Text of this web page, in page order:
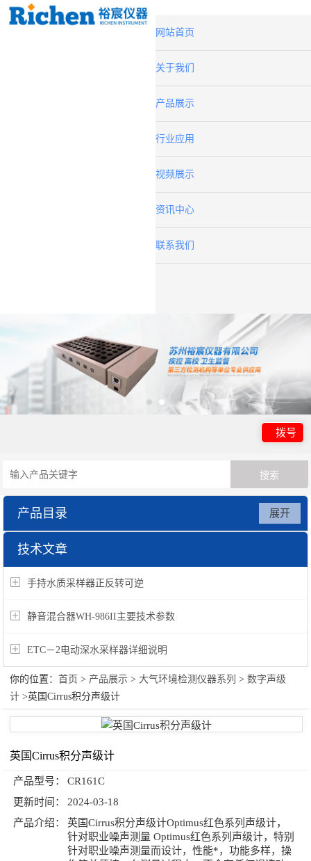
网站首页
关于我们
产品展示
行业应用
视频展示
资讯中心
联系我们
拨号
产品目录
大气环境检测仪器系列
展开
技术文章
手持水质采样器正反转可逆
静音混合器WH-986II主要技术参数
ETC－2电动深水采样器详细说明
你的位置：首页 > 产品展示 >大气环境检测仪器系列 >数字声级
计 >英国Cirrus积分声级计
英国Cirrus积分声级计
产品型号：
CR161C
更新时间：
2024-03-18
产品介绍：
英国Cirrus积分声级计Optimus红色系列声级计，
针对职业噪声测量 Optimus红色系列声级计，特别
针对职业噪声测量而设计，性能*，功能多样，操